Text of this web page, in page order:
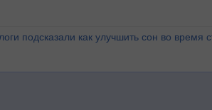
подсказали как улучшить сон во время